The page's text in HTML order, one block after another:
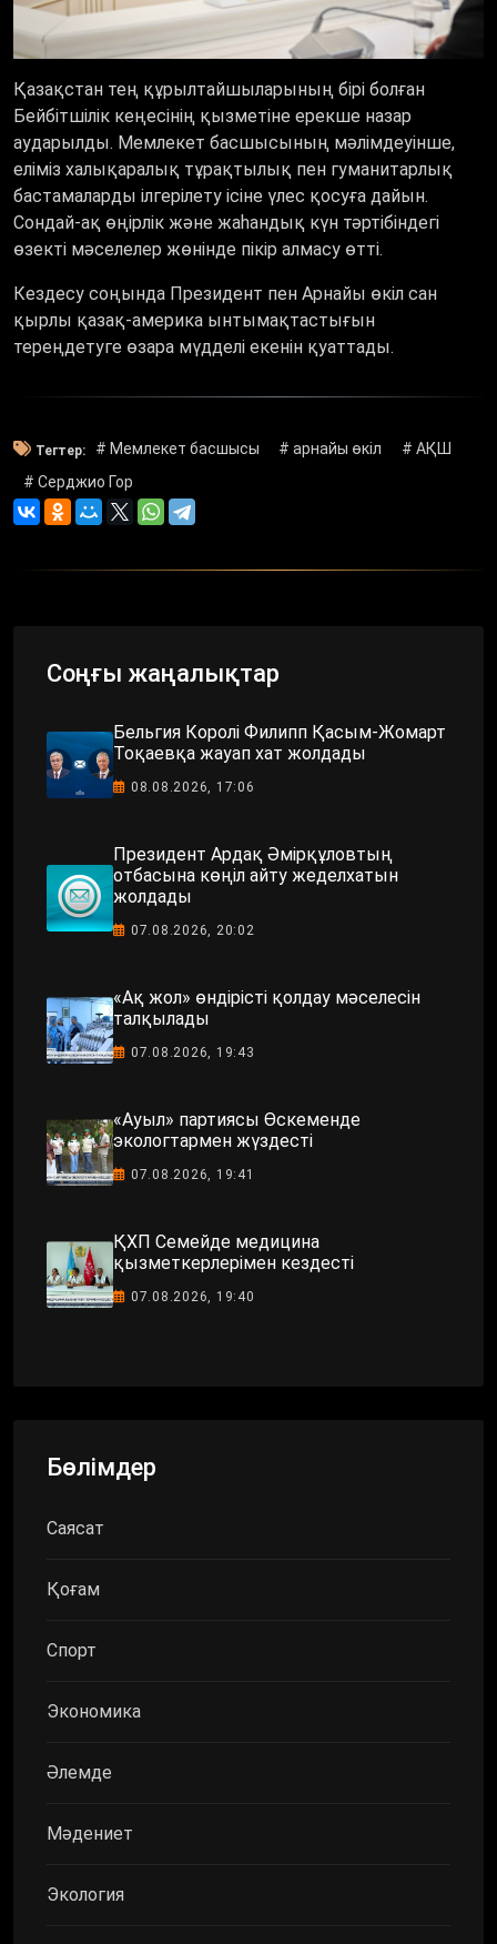
Қазақстан тең құрылтайшыларының бірі болған
Бейбітшілік кеңесінің қызметіне ерекше назар
аударылды. Мемлекет басшысының мәлімдеуінше,
еліміз халықаралық тұрақтылық пен гуманитарлық
бастамаларды ілгерілету ісіне үлес қосуға дайын.
Сондай-ақ өңірлік және жаһандық күн тәртібіндегі
өзекті мәселелер жөнінде пікір алмасу өтті.
Кездесу соңында Президент пен Арнайы өкіл сан
қырлы қазақ-америка ынтымақтастығын
тереңдетуге өзара мүдделі екенін қуаттады.
Тегтер: # Мемлекет басшысы # арнайы өкіл
# АҚШ
# Серджио Гор
Соңғы жаңалықтар
Бельгия Королі Филипп Қасым-Жомарт
Тоқаевқа жауап хат жолдады
08.08.2026, 17:06
Президент Ардақ Әмірқұловтың
отбасына көңіл айту жеделхатын
жолдады
07.08.2026, 20:02
«Ақ жол» өндірісті қолдау мәселесін
талқылады
07.08.2026, 19:43
«Ауыл» партиясы Өскеменде
экологтармен жүздесті
07.08.2026, 19:41
ҚХП Семейде медицина
қызметкерлерімен кездесті
07.08.2026, 19:40
Бөлімдер
Саясат
Қоғам
Спорт
Экономика
Әлемде
Мәдениет
Экология